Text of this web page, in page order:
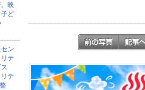
映
ど
ン
テ
リテ